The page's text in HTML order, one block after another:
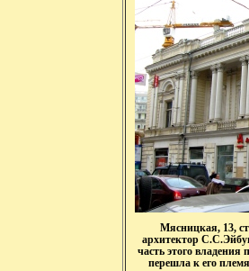
Мясницкая, 13,
архитектор
часть этого
перешла к его